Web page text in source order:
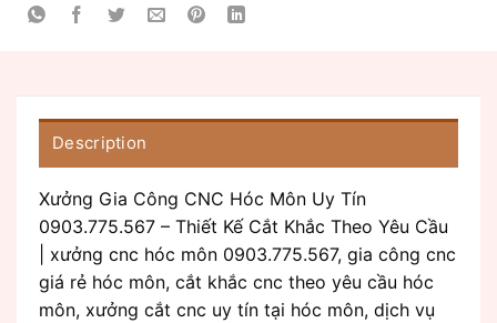
Description
Xưởng Gia Công CNC Hóc Môn Uy Tín
0903.775.567 – Thiết Kế Cắt Khắc Theo Yêu Cầu
| xưởng cnc hóc môn 0903.775.567, gia công cnc
giá rẻ hóc môn, cắt khắc cnc theo yêu cầu hóc
môn, xưởng cắt cnc uy tín tại hóc môn, dịch vụ